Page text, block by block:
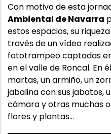
Con motivo de esta
Ambiental de Navarra
estos espacios, su
través de un vídeo
fototrampeo captadas
en el valle de Roncal. En
martas, un armiño, un
jabalina con sus jabatos,
cámara y otras muchas
flores y plantas...